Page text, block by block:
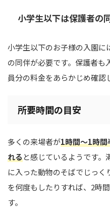
小学生以下は保護者の
小学生以下のお子様の入園に
の同伴が必要です。保護者も
員分の料金をあらかじめ確認
所要時間の目安
多くの来場者が1時間〜1時間
れると感じているようです
に入った動物のそばでじっ
を何度もしたりすれば、2時
す。